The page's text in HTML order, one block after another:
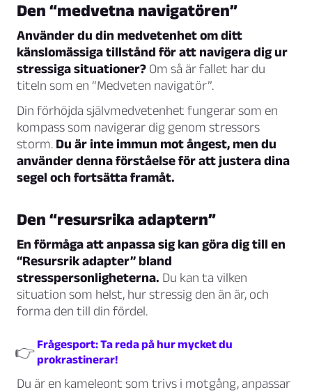
Den “medvetna navigatören”
Använder du din medvetenhet om ditt
känslomässiga tillstånd för att navigera dig ur
stressiga situationer? Om så är fallet har du
titeln som en “Medveten navigatör”.
Din förhöjda självmedvetenhet fungerar som en
kompass som navigerar dig genom stressors
storm. Du är inte immun mot ångest, men du
använder denna förståelse för att justera dina
segel och fortsätta framåt.
Den “resursrika adaptern”
En förmåga att anpassa sig kan göra dig till en
“Resursrik adapter” bland
stresspersonligheterna. Du kan ta vilken
situation som helst, hur stressig den än är, och
forma den till din fördel.
👉 Frågesport: Ta reda på hur mycket du
prokrastinerar!
Du är en kameleont som trivs i motgång, anpassar